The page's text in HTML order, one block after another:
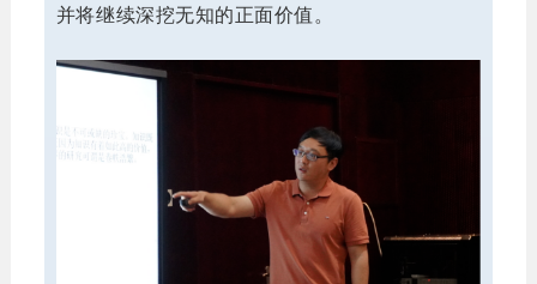
并将继续深挖无知的正面价值。